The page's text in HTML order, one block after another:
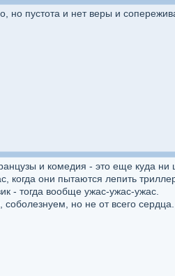
но пустота и нет веры и
и комедия - это еще куда ни
когда они пытаются лепить
- тогда вообще ужас-ужас-ужас.
но не от всего сердца.